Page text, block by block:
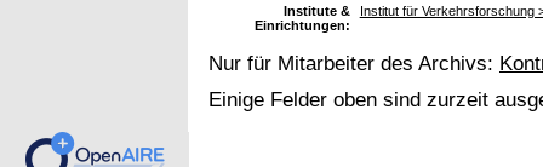
Institute &
Einrichtungen:
Institut für Verkehrsforschung
Nur für Mitarbeiter des Archivs:
Einige Felder oben sind zurzeit